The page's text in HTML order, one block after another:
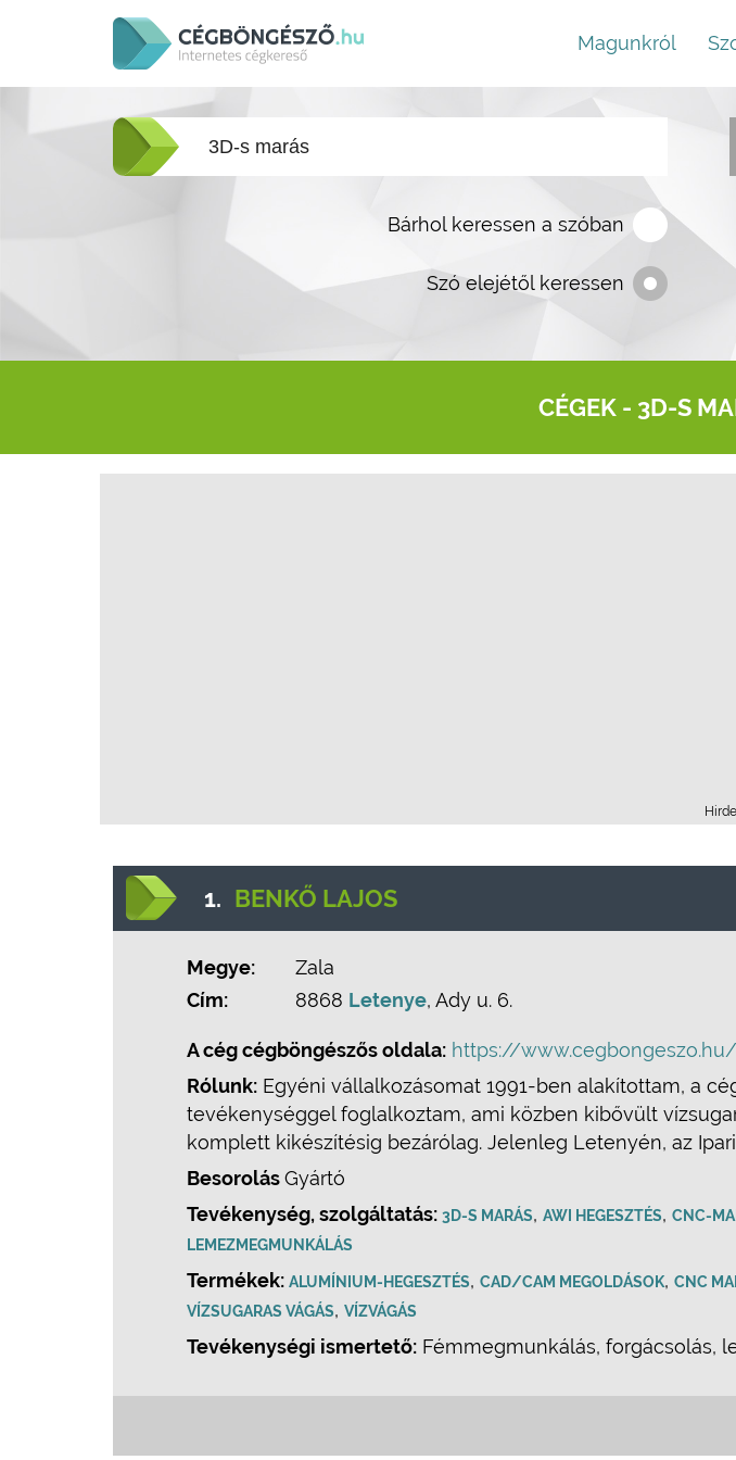
Magunkról
Bárhol keressen a szóban
Szó elejétől keressen
CÉGEK - 3D-S
1. BENKŐ LAJOS
Megye:
Zala
Cím:
8868 Letenye, Ady u. 6.
A cég cégböngészős oldala: https://
Rólunk: Egyéni vállalkozásomat 1991-ben alakítottam, a
tevékenységgel foglalkoztam, ami közben kibővült
komplett kikészítésig bezárólag. Jelenleg Letenyén, az
BesorolásGyártó
Tevékenység, szolgáltatás: 3D-S MARÁS, AWI HEGESZTÉS, CNC-
LEMEZMEGMUNKÁLÁS
Termékek: ALUMÍNIUM-HEGESZTÉS, CAD/CAM MEGOLDÁSOK, CNC
VÍZSUGARAS VÁGÁS, VÍZVÁGÁS
Tevékenységi ismertető: Fémmegmunkálás, forgácsolás,